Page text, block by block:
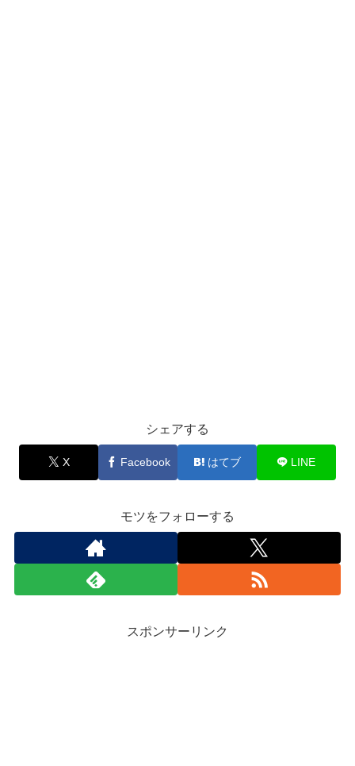
シェアする
X Facebook はてブ LINE
モツをフォローする
スポンサーリンク